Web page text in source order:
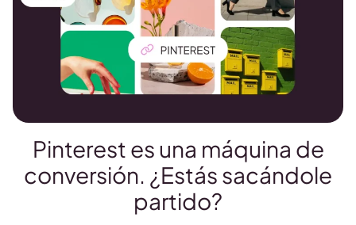
Pinterest es una máquina de
conversión. ¿Estás sacándole
partido?